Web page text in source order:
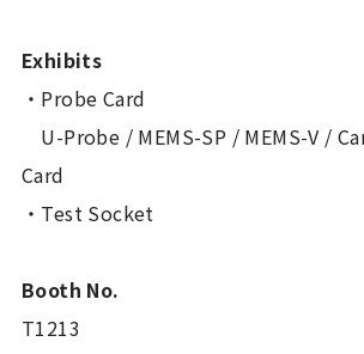
Exhibits
・Probe Card
U-Probe / MEMS-SP / MEMS-V /
Card
・Test Socket
Booth No.
T1213